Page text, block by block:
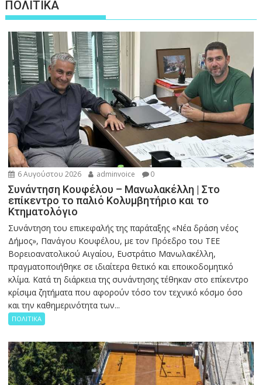
ΠΟΛΙΤΙΚΑ
6 Αυγούστου 2026 adminvoice 0
Συνάντηση Κουφέλου – Μανωλακέλλη | Στο
επίκεντρο το παλιό Κολυμβητήριο και το
Κτηματολόγιο
Συνάντηση του επικεφαλής της παράταξης «Νέα δράση νέος
Δήμος», Πανάγου Κουφέλου, με τον Πρόεδρο του ΤΕΕ
Βορειοανατολικού Αιγαίου, Ευστράτιο Μανωλακέλλη,
πραγματοποιήθηκε σε ιδιαίτερα θετικό και εποικοδομητικό
κλίμα. Κατά τη διάρκεια της συνάντησης τέθηκαν στο επίκεντρο
κρίσιμα ζητήματα που αφορούν τόσο τον τεχνικό κόσμο όσο
και την καθημερινότητα των...
ΠΟΛΙΤΙΚΑ